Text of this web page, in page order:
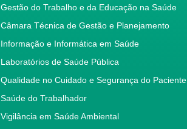
Gestão do Trabalho e da Educação na Saúde
Câmara Técnica de Gestão e Planejamento
Informação e Informática em Saúde
Laboratórios de Saúde Pública
Qualidade no Cuidado e Segurança do Paciente
Saúde do Trabalhador
Vigilância em Saúde Ambiental